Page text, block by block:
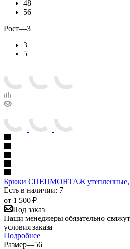
48
56
Рост—3
3
5
Брюки СПЕЦМОНТАЖ утепленные,
Есть в наличии: 7
от 1 500 ₽
Под заказ
Наши менеджеры обязательно
условия заказа
Подробнее
Размер—56